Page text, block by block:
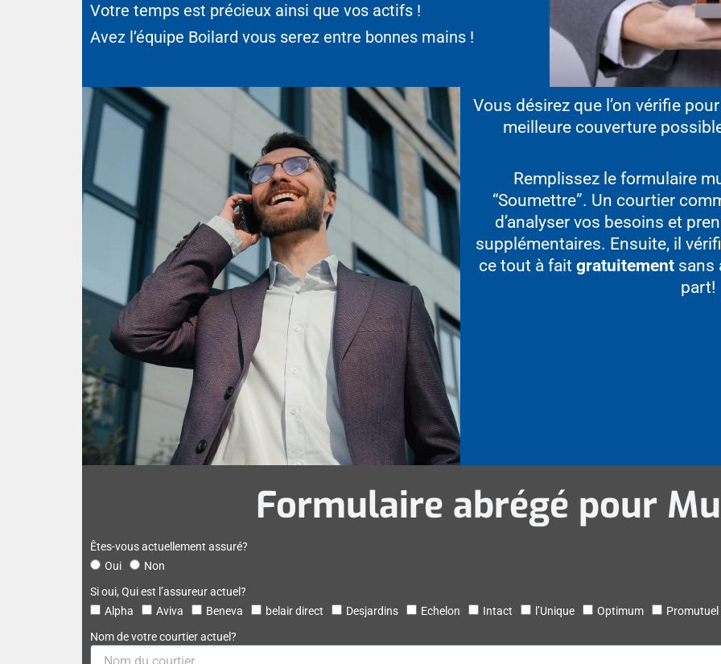
Votre temps est précieux ainsi que vos actifs !
Avez l’équipe Boilard vous serez entre bonnes mains !
Vous désirez que l’on vérifie
meilleure couverture
Remplissez le formulaire
“Soumettre”. Un courtier
d’analyser vos besoins et
supplémentaires. Ensuite, il
ce tout à fait gratuitementsans
part!
Formulaire abrégé pour
Êtes-vous actuellement assuré?
Oui
Non
Si oui, Qui est l’assureur actuel?
Alpha
Aviva Beneva belair direct Desjardins Echelon Intact l’Unique Optimum
Promutuel
Nom de votre courtier actuel?